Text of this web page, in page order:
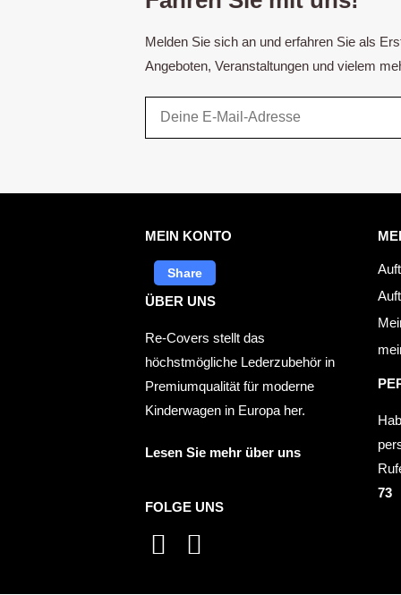
Melden Sie sich an und erfahren Sie als
Angeboten, Veranstaltungen und vielem
MEIN KONTO
Share
ÜBER UNS
Re-Covers stellt das
höchstmögliche Lederzubehör in
Premiumqualität für moderne
Kinderwagen in Europa her.
Lesen Sie mehr über uns
FOLGE UNS
I
F
73